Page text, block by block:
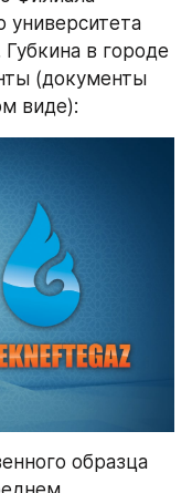
университета
в городе
(документы
виде):
образца